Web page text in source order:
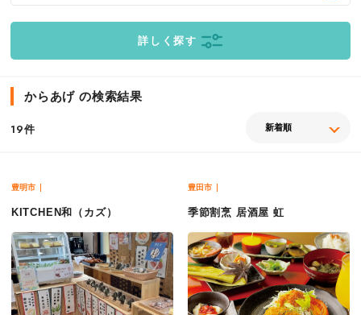
詳しく探す
からあげ の検索結果
19件
豊明市
KITCHEN和（カズ）
豊田市
季節割烹 居酒屋 虹